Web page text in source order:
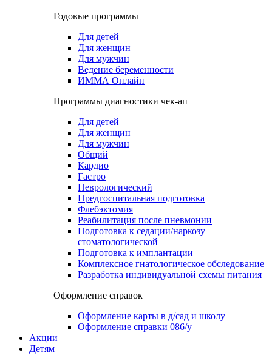
Годовые программы
Для детей
Для женщин
Для мужчин
Ведение беременности
ИММА Онлайн
Программы диагностики чек-ап
Для детей
Для женщин
Для мужчин
Общий
Кардио
Гастро
Неврологический
Предгоспитальная подготовка
Флебэктомия
Реабилитация после пневмонии
Подготовка к седации/наркозу
стоматологической
Подготовка к имплантации
Комплексное гнатологическое обследование
Разработка индивидуальной схемы питания
Оформление справок
Оформление карты в д/сад и школу
Оформление справки 086/у
Акции
Детям